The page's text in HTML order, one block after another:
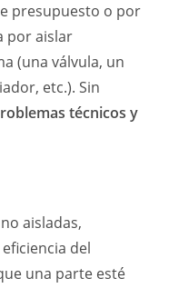
presupuesto o por
por aislar
(una válvula, un
etc.). Sin
técnicos y
aisladas,
del
una parte esté